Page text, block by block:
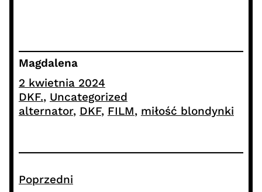
Magdalena
2 kwietnia 2024
DKF., Uncategorized
alternator, DKF, FILM, miłość blondynki
Poprzedni